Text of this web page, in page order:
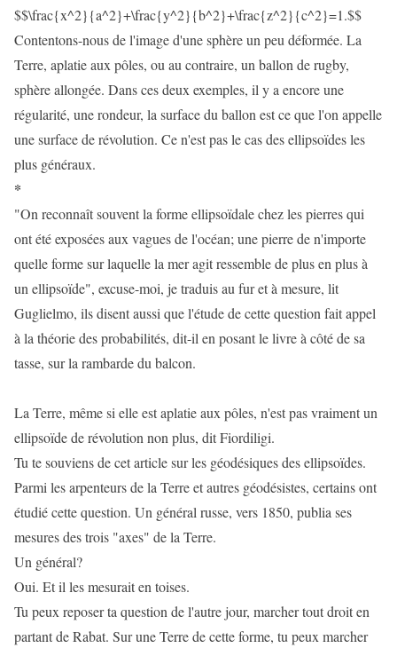
$$\frac{x^2}{a^2}+\frac{y^2}{b^2}+\frac{z^2}{c^2}=1.$$
Contentons-nous de l'image d'une sphère un peu déformée. La
Terre, aplatie aux pôles, ou au contraire, un ballon de rugby,
sphère allongée. Dans ces deux exemples, il y a encore une
régularité, une rondeur, la surface du ballon est ce que l'on appelle
une surface de révolution. Ce n'est pas le cas des ellipsoïdes les
plus généraux.
*
"On reconnaît souvent la forme ellipsoïdale chez les pierres qui
ont été exposées aux vagues de l'océan; une pierre de n'importe
quelle forme sur laquelle la mer agit ressemble de plus en plus à
un ellipsoïde", excuse-moi, je traduis au fur et à mesure, lit
Guglielmo, ils disent aussi que l'étude de cette question fait appel
à la théorie des probabilités, dit-il en posant le livre à côté de sa
tasse, sur la rambarde du balcon.
La Terre, même si elle est aplatie aux pôles, n'est pas vraiment un
ellipsoïde de révolution non plus, dit Fiordiligi.
Tu te souviens de cet article sur les géodésiques des ellipsoïdes.
Parmi les arpenteurs de la Terre et autres géodésistes, certains ont
étudié cette question. Un général russe, vers 1850, publia ses
mesures des trois "axes" de la Terre.
Un général?
Oui. Et il les mesurait en toises.
Tu peux reposer ta question de l'autre jour, marcher tout droit en
partant de Rabat. Sur une Terre de cette forme, tu peux marcher